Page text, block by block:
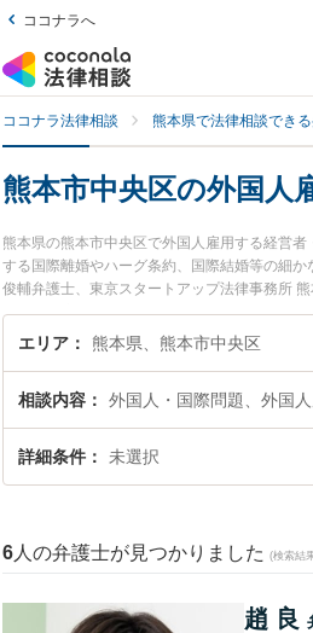
ココナラへ
ココナラ法律相談 熊本県で法律相談でき
熊本市中央区の外国人
熊本県の熊本市中央区で外国人雇用する経営
する国際離婚やハーグ条約、国際結婚等の細
俊輔弁護士、東京スタートアップ法律事務所
た外国人雇用する経営者・会社のトラブルを
料で外国人雇用する経営者・会社を法律相談
エリア 熊本県、熊本市中央区
相談内容 外国人・国際問題、外国
詳細条件 未選択
6 人の弁護士が見つかりました (検索結
趙 良